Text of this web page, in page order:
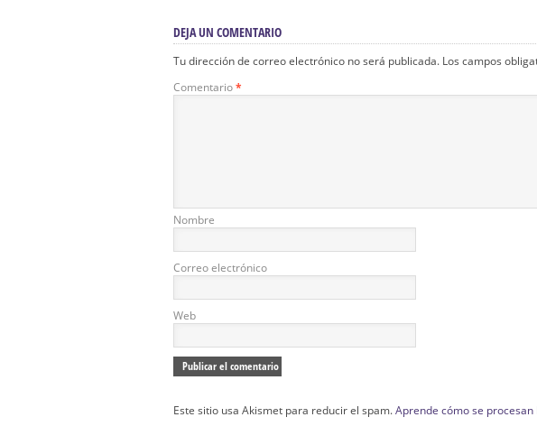
DEJA UN COMENTARIO
Tu dirección de correo electrónico no será publicada. Los campos
Comentario*
Nombre
Correo electrónico
Web
Este sitio usa Akismet para reducir el spam.Aprende cómo se